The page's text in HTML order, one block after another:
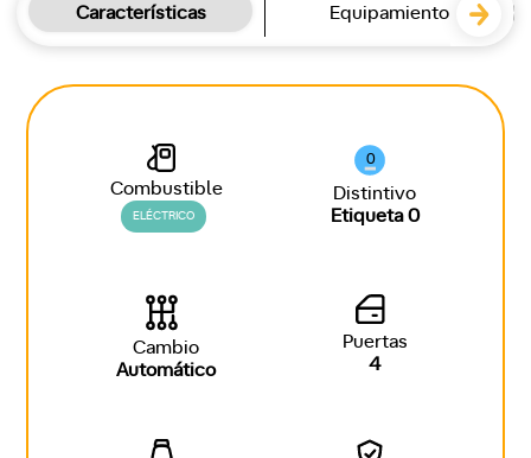
Características Equipamiento
Combustible
ELÉCTRICO
0
Distintivo
Etiqueta 0
Cambio
Automático
Puertas
4